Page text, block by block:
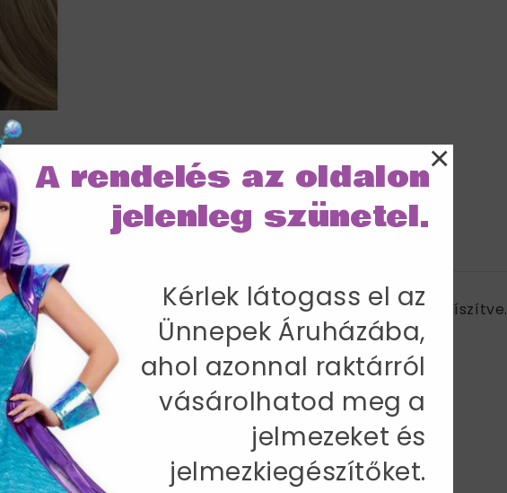
kidolgozott piros-zöld színű sapka, csengettyűvel díszítve.
ajánlott.
Kérlek látogass el az
Ünnepek Áruházába,
ahol azonnal raktárról
vásárolhatod meg a
jelmezeket és
jelmezkiegészítőket.
A rendelés az oldalon
jelenleg szünetel.
×